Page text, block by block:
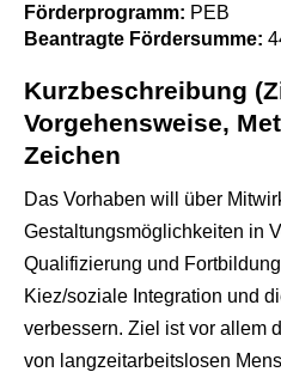
Förderprogramm: PEB
Beantragte Fördersumme:
Kurzbeschreibung
Vorgehensweise,
Zeichen
Das Vorhaben will über
Gestaltungsmöglichkeiten in
Qualifizierung und
Kiez/soziale Integration und
verbessern. Ziel ist vor allem
von langzeitarbeitslosen